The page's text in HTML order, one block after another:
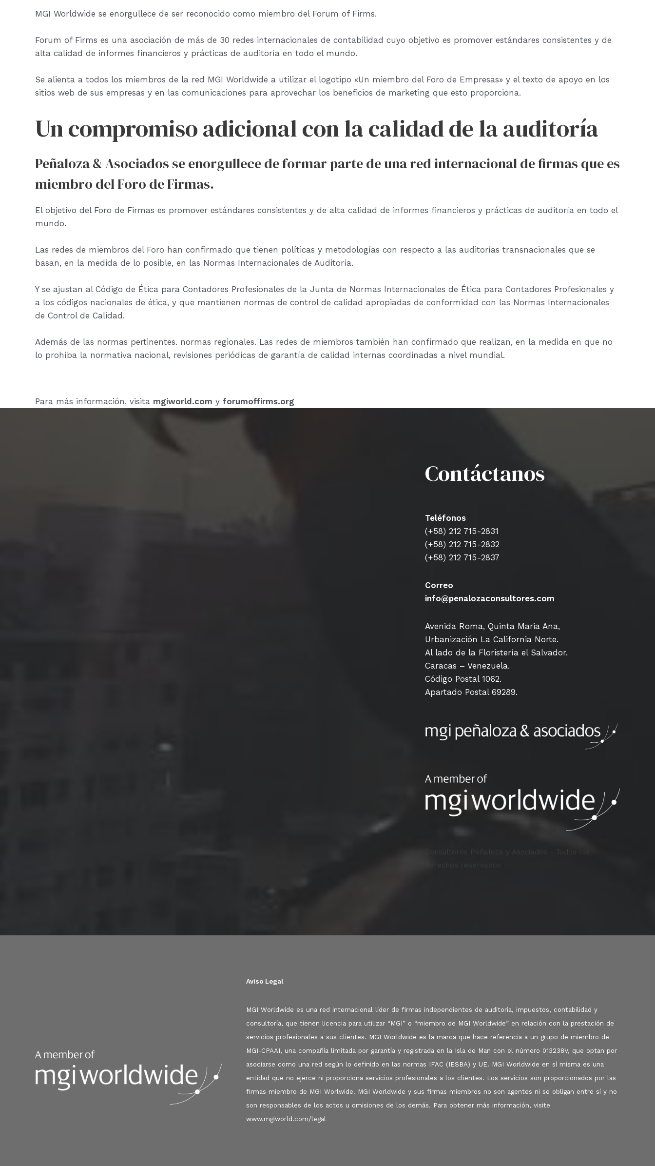
MGI Worldwide se enorgullece de ser reconocido como miembro del Forum of Firms.
Forum of Firms es una asociación de más de 30 redes internacionales de contabilidad cuyo objetivo es promover estándares consistentes y de
alta calidad de informes financieros y prácticas de auditoría en todo el mundo.
Se alienta a todos los miembros de la red MGI Worldwide a utilizar el logotipo «Un miembro del Foro de Empresas» y el texto de apoyo en los
sitios web de sus empresas y en las comunicaciones para aprovechar los beneficios de marketing que esto proporciona.
Un compromiso adicional con la calidad de la auditoría
Peñaloza & Asociados se enorgullece de formar parte de una red internacional de firmas que es
miembro del Foro de Firmas.
El objetivo del Foro de Firmas es promover estándares consistentes y de alta calidad de informes financieros y prácticas de auditoría en todo el
mundo.
Las redes de miembros del Foro han confirmado que tienen políticas y metodologías con respecto a las auditorías transnacionales que se
basan, en la medida de lo posible, en las Normas Internacionales de Auditoría.
Y se ajustan al Código de Ética para Contadores Profesionales de la Junta de Normas Internacionales de Ética para Contadores Profesionales y
a los códigos nacionales de ética, y que mantienen normas de control de calidad apropiadas de conformidad con las Normas Internacionales
de Control de Calidad.
Además de las normas pertinentes. normas regionales. Las redes de miembros también han confirmado que realizan, en la medida en que no
lo prohíba la normativa nacional, revisiones periódicas de garantía de calidad internas coordinadas a nivel mundial.
Para más información, visita mgiworld.com y forumoffirms.org
Contáctanos
Teléfonos
(+58) 212 715-2831
(+58) 212 715-2832
(+58) 212 715-2837
Correo
info@penalozaconsultores.com
Avenida Roma, Quinta Maria Ana,
Urbanización La California Norte.
Al lado de la Floristería el Salvador.
Caracas – Venezuela.
Código Postal 1062.
Apartado Postal 69289.
Aviso Legal
MGI Worldwide es una red internacional líder de firmas independientes de auditoría, impuestos, contabilidad y
consultoría, que tienen licencia para utilizar “MGI” o “miembro de MGI Worldwide” en relación con la prestación de
servicios profesionales a sus clientes. MGI Worldwide es la marca que hace referencia a un grupo de miembro de
MGI-CPAAI, una compañía limitada por garantía y registrada en la Isla de Man con el número 013238V, que optan por
asociarse como una red según lo definido en las normas IFAC (IESBA) y UE. MGI Worldwide en sí misma es una
entidad que no ejerce ni proporciona servicios profesionales a los clientes. Los servicios son proporcionados por las
firmas miembro de MGI Worlwide. MGI Worldwide y sus firmas miembros no son agentes ni se obligan entre sí y no
son responsables de los actos u omisiones de los demás. Para obtener más información, visite
www.mgiworld.com/legal